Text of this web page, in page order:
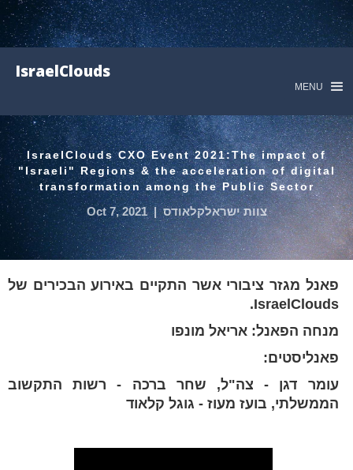
IsraelClouds
MENU
IsraelClouds CXO Event 2021:The impact of
"Israeli" Regions & the acceleration of digital
transformation among the Public Sector
צוות ישראלקלאודס |
Oct 7, 2021
פאנל מגזר ציבורי אשר התקיים באירוע הבכירים של
IsraelClouds.
מנחה הפאנל: אריאל מונפו
פאנליסטים:
עומר דגן - צה"ל, שחר ברכה - רשות התקשוב
הממשלתי, בועז מעוז - גוגל קלאוד